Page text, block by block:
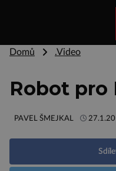
Domů .Video
Robot pro
PAVEL ŠMEJKAL